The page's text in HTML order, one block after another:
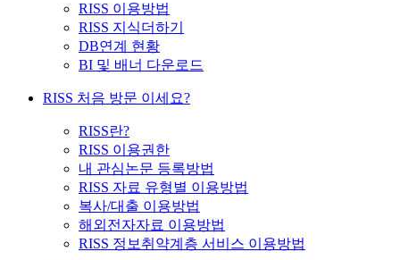
RISS 이용방법
RISS 지식더하기
DB연계 현황
BI 및 배너 다운로드
RISS 처음 방문 이세요?
RISS란?
RISS 이용권한
내 관심논문 등록방법
RISS 자료 유형별 이용방법
복사/대출 이용방법
해외전자자료 이용방법
RISS 정보취약계층 서비스 이용방법